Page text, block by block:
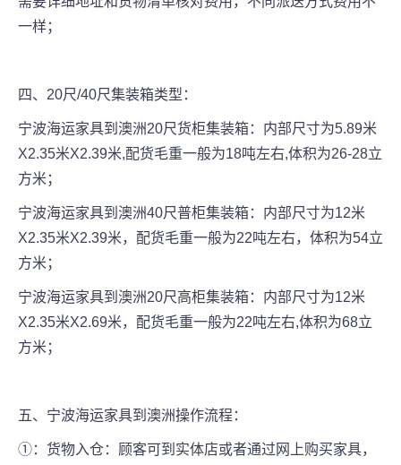
一样；
四、20尺/40尺集装箱类型：
宁波海运家具到澳洲20尺货柜集装箱：内部尺寸为5.89米
X2.35米X2.39米,配货毛重一般为18吨左右,体积为26-28立
方米；
宁波海运家具到澳洲40尺普柜集装箱：内部尺寸为12米
X2.35米X2.39米，配货毛重一般为22吨左右，体积为54立
方米；
宁波海运家具到澳洲20尺高柜集装箱：内部尺寸为12米
X2.35米X2.69米，配货毛重一般为22吨左右,体积为68立
方米；
五、宁波海运家具到澳洲操作流程：
①：货物入仓：顾客可到实体店或者通过网上购买家具，